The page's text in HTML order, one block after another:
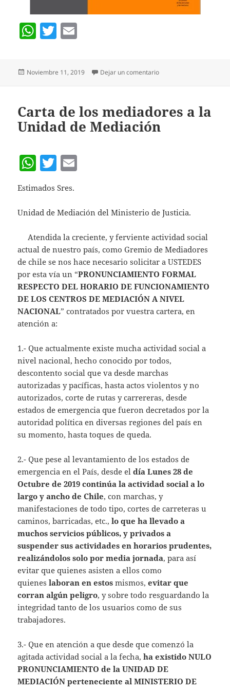
W
at
s
p
p
T
erl
Publicado
Noviembre 11, 2019 Dejar un comentarioen Informe del
Carta de los mediadores a la
Unidad de Mediación
W
h
at
s
A
p
p
T
w
itt
erl
Estimados Sres.
Unidad de Mediación del Ministerio de Justicia.
Atendida la creciente, y ferviente actividad social
actual de nuestro país, como Gremio de Mediadores
de chile se nos hace necesario solicitar a USTEDES
por esta vía un “PRONUNCIAMIENTO FORMAL
RESPECTO DEL HORARIO DE FUNCIONAMIENTO
DE LOS CENTROS DE MEDIACIÓN A NIVEL
NACIONAL” contratados por vuestra cartera, en
atención a:
1.- Que actualmente existe mucha actividad social a
nivel nacional, hecho conocido por todos,
descontento social que va desde marchas
autorizadas y pacíficas, hasta actos violentos y no
autorizados, corte de rutas y carrereras, desde
estados de emergencia que fueron decretados por la
autoridad política en diversas regiones del país en
su momento, hasta toques de queda.
2.- Que pese al levantamiento de los estados de
emergencia en el País, desde el día Lunes 28 de
Octubre de 2019 continúa la actividad social a lo
largo y ancho de Chile, con marchas, y
manifestaciones de todo tipo, cortes de carreteras u
caminos, barricadas, etc.,lo que ha llevado a
muchos servicios públicos, y privados a
suspender sus actividades en horarios prudentes,
realizándolos solo por media jornada, para así
evitar que quienes asisten a ellos como
quieneslaboran en estos mismos,evitar que
corran algún peligro, y sobre todo resguardando la
integridad tanto de los usuarios como de sus
trabajadores.
3.- Que en atención a que desde que comenzó la
agitada actividad social a la fecha,ha existido NULO
PRONUNCIAMIENTO de la UNIDAD DE
MEDIACIÓN perteneciente al MINISTERIO DE